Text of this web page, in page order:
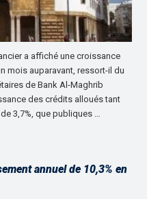
a affiché une croissance
mois auparavant, ressort-il du
de Bank Al-Maghrib
des crédits alloués tant
3,7%, que publiques …
annuel de 10,3% en